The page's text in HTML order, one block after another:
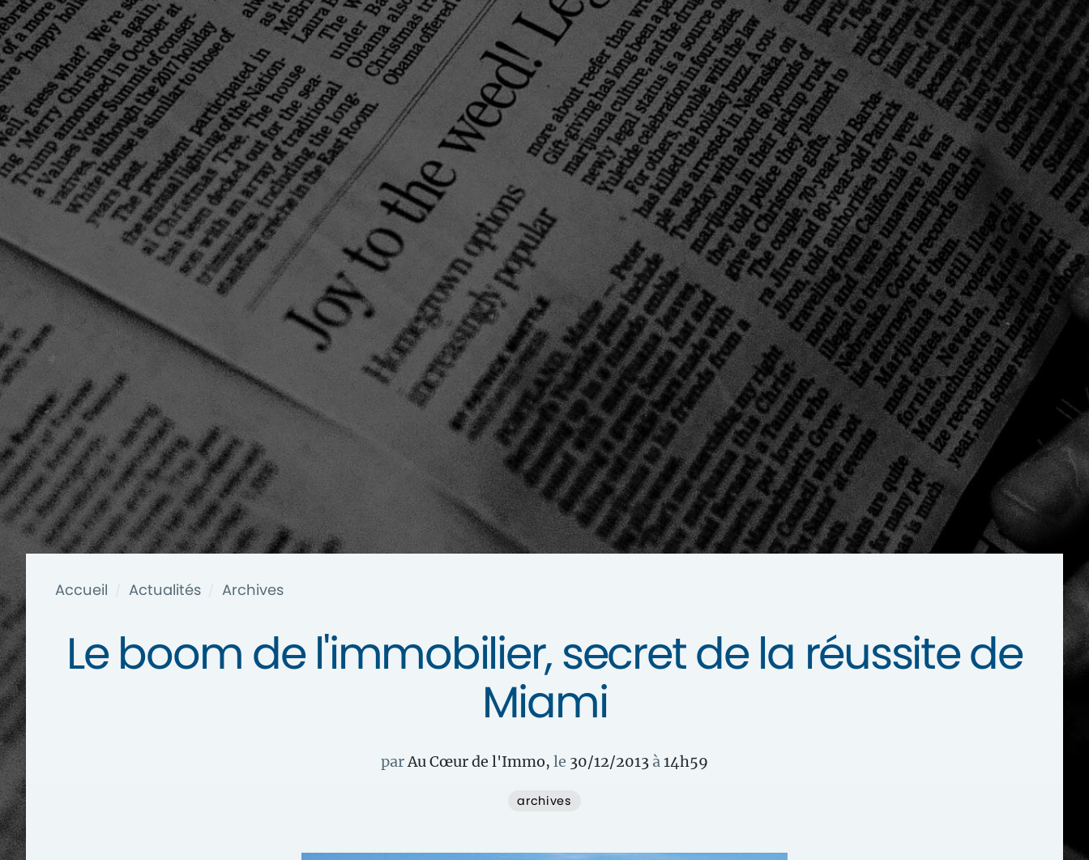
Accueil Actualités Archives
Le boom de l'immobilier, secret de la réussite de
Miami
parAu Cœur de l'Immo, le 30/12/2013 à14h59
archives